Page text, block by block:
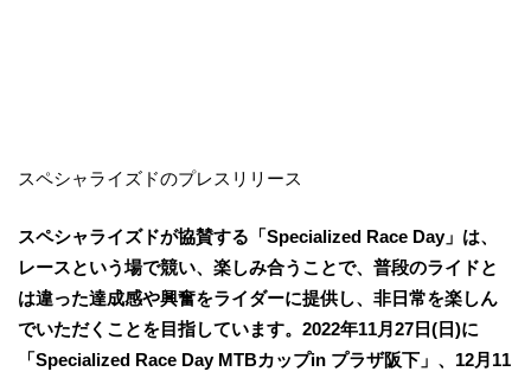
スペシャライズドのプレスリリース
スペシャライズドが協賛する「Specialized Race Day」は、
レースという場で競い、楽しみ合うことで、普段のライドと
は違った達成感や興奮をライダーに提供し、非日常を楽しん
でいただくことを目指しています。2022年11月27日(日)に
「Specialized Race Day MTBカップin プラザ阪下」、12月11